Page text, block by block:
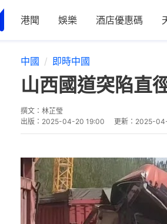
港聞 娛樂 酒店優惠碼
中國 即時中國
山西國道突陷
撰文： 林芷瑩
出版： 2025-04-20 19:00 更新： 2025-